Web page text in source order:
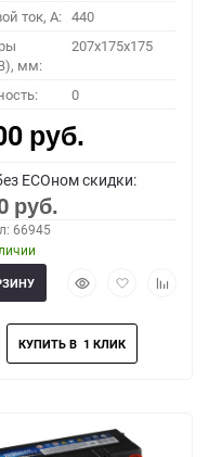
ток, A: 440
мм:
207x175x175
0
руб.
ECOном скидки:
руб.
66945
БыстрыйДобавить
избранное
Добавить